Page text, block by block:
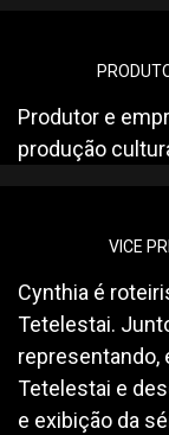
Produtor e
produção
VICE
Cynthia é
Tetelestai.
representando,
Tetelestai e
e exibição da